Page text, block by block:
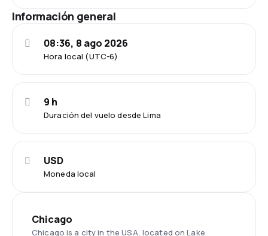
Información general
Hora local (UTC-6)
08:36, 8 ago 2026
Duración del vuelo desde Lima
9 h
Moneda local
USD
Chicago
Chicago is a city in the USA, located on Lake